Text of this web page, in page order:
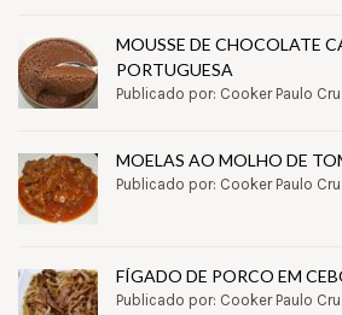
MOUSSE DE CHOCOLATE
PORTUGUESA
Publicado por: Cooker Paulo
MOELAS AO MOLHO DE
Publicado por: Cooker Paulo
FÍGADO DE PORCO EM
Publicado por: Cooker Paulo